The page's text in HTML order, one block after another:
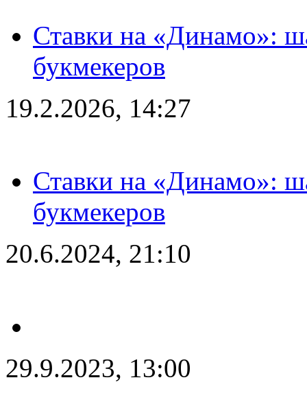
Ставки на «Динамо»:
букмекеров
19.2.2026, 14:27
Ставки на «Динамо»:
букмекеров
20.6.2024, 21:10
29.9.2023, 13:00